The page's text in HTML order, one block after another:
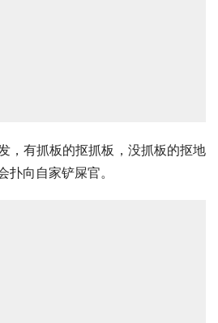
，有抓板的抠抓板，没抓板的抠地
向自家铲屎官。